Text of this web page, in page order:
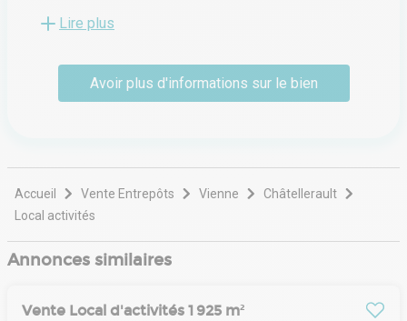
ou dans les phases opérationnelles (implantations,
aussi bien pour des bureaux, que des locaux
commerciaux, locaux d'activité ou entrepôt, et sommes
en mesure d'intervenir sur l'ensemble du territoire
mesure d'apporter une exhaustivité de l'offre et une
visibilité sur les divers aspects : financiers, techniques,
stratégiques ou autres.
Lire plus
Avoir plus d'informations sur le bien
Accueil Vente Entrepôts Vienne
Châtellerault
Local activités
Annonces similaires
Vente Local d'activités 1 925 m²